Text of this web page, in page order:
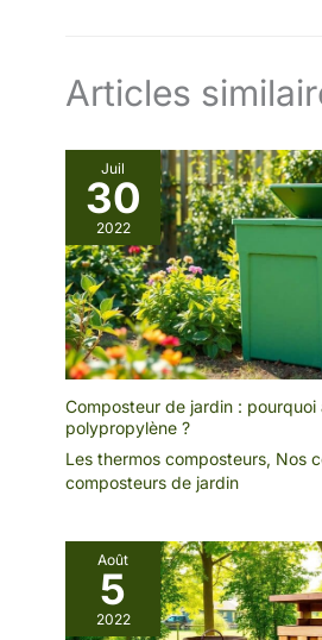
Articles
Juil
30
2022
Composteur de jardin : pourquoi
polypropylène ?
Les thermos composteurs, Nos
composteurs de jardin
Août
5
2022